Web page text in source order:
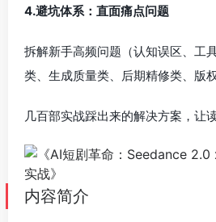
4.避坑体系：直面痛点问题
拆解新手高频问题（认知误区、工
类、生成质量类、后期精修类、版
几百部实战踩出来的解决方案，让
内容简介